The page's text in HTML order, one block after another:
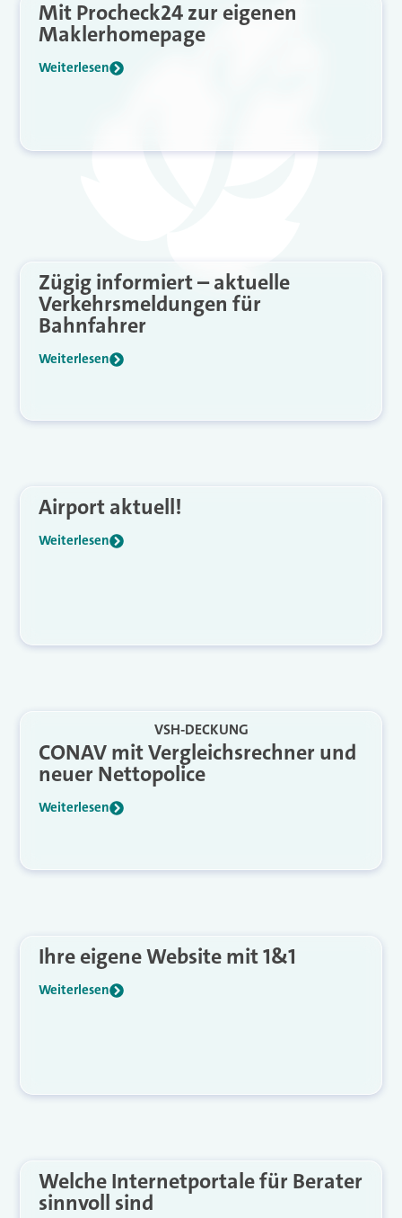
Mit Procheck24 zur eigenen
Maklerhomepage
Weiterlesen
Zügig informiert – aktuelle
Verkehrsmeldungen für
Bahnfahrer
Weiterlesen
Airport aktuell!
Weiterlesen
VSH-DECKUNG
CONAV mit Vergleichsrechner und
neuer Nettopolice
Weiterlesen
Ihre eigene Website mit 1&1
Weiterlesen
Welche Internetportale für Berater
sinnvoll sind